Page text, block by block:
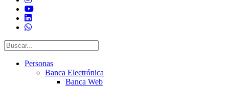
Personas
Banca Electrónica
Banca Web